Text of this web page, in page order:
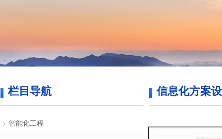
信息化方案
栏目导航
智能化工程